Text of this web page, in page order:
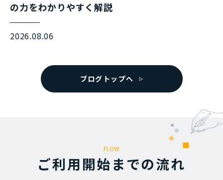
の力をわかりやすく解説
2026.08.06
ブログトップへ
FLOW
ご利⽤開始までの流れ